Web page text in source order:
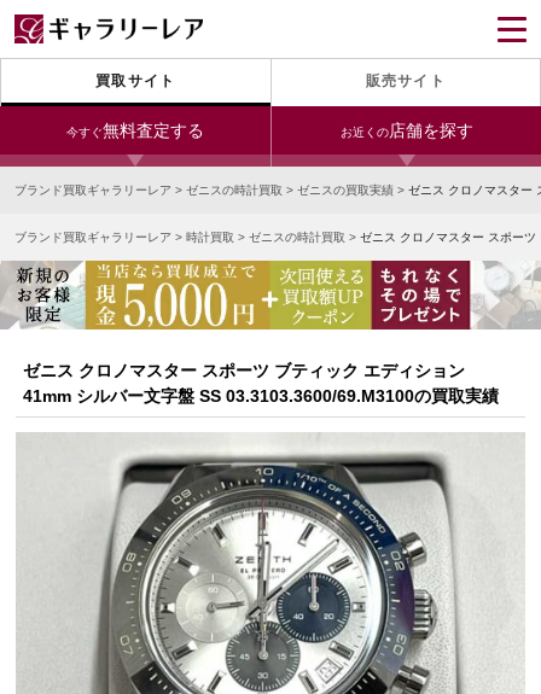
買取サイト 販売サイト
今すぐ無料査定する お近くの店舗を探す
24時間受付（対応時間10:00～19:00）
宅配買取を申し込む
無料の宅配キットをお届けします
今すぐ電話査定
受付時間 10:00～19:00
銀座本店 青山表参道店 新宿東口店
小田急新宿店 LAB東京 名古屋大須店
なんば店 神戸元町(三宮)店 LAB大阪
中野ブロードウェイ
宅配買取を申し込む
無料の宅配キットをお届けします
ブランド買取ギャラリーレア > ゼニスの時計買取 > ゼニスの買取実績 > ゼニス クロノマスター
ブランド買取ギャラリーレア > 時計買取 > ゼニスの時計買取 > ゼニス クロノマスター スポー
ゼニス クロノマスター スポーツ ブティック エディション
41mm シルバー文字盤 SS 03.3103.3600/69.M3100の買取実績